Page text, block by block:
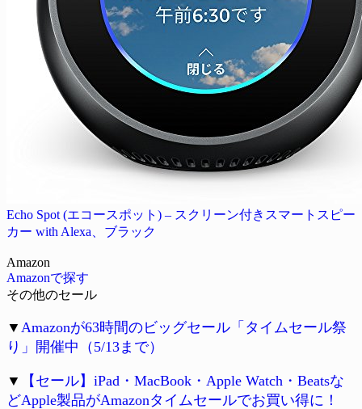
Echo Spot (エコースポット) – スクリーン付きスマートスピー
カー with Alexa、ブラック
Amazon
Amazonで探す
その他のセール
▼ Amazonが63時間のビッグセール「タイムセール祭
り」開催中（5/13まで）
▼
【セール】iPad・MacBook・Apple Watch・Beatsな
どApple製品がAmazonタイムセールでお買い得に！